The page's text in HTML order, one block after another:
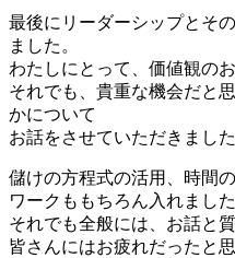
最後にリーダーシップとそ
ました。
わたしにとって、価値観の
それでも、貴重な機会だと
かについて
お話をさせていただきました
儲けの方程式の活用、時間
ワークももちろん入れまし
それでも全般には、お話と
皆さんにはお疲れだったと